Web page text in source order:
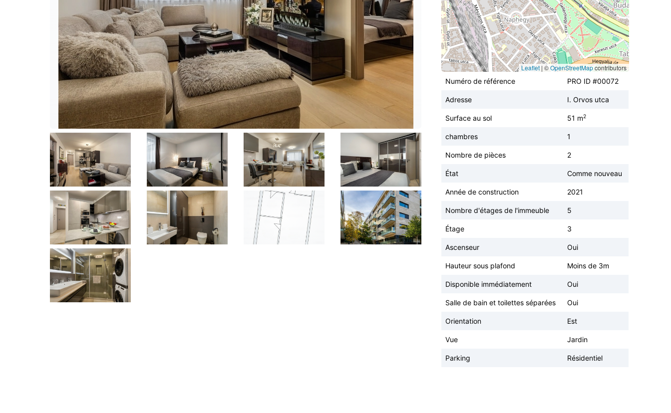
Leaflet | ©OpenStreetMapcontributors
Numéro de référence
PRO ID #00072
Adresse I. Orvos utca
Surface au sol 51 m2
chambres 1
Nombre de pièces 2
État Comme nouveau
Année de construction 2021
Nombre d'étages de l'immeuble 5
Étage 3
Ascenseur Oui
Hauteur sous plafond Moins de 3m
Disponible immédiatement Oui
Salle de bain et toilettes séparées Oui
Orientation Est
Vue Jardin
Parking Résidentiel